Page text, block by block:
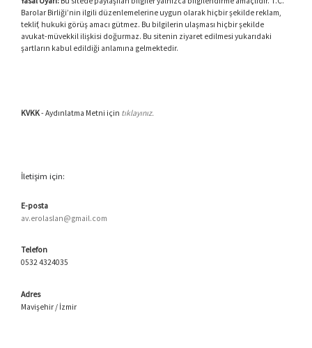
Barolar Birliği’nin ilgili düzenlemelerine uygun olarak hiçbir şekilde reklam,
teklif, hukuki görüş amacı gütmez. Bu bilgilerin ulaşması hiçbir şekilde
avukat-müvekkil ilişkisi doğurmaz. Bu sitenin ziyaret edilmesi yukarıdaki
şartların kabul edildiği anlamına gelmektedir.
KVKK- Aydınlatma Metni için tıklayınız.
İletişim için:
E-posta
av.erolaslan@gmail.com
Telefon
0532 4324035
Adres
Mavişehir / İzmir